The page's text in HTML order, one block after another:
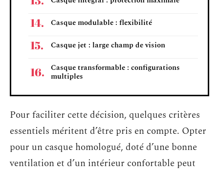
Casque modulable : flexibilité
Casque jet : large champ de vision
Casque transformable : configurations
multiples
Pour faciliter cette décision, quelques critères
essentiels méritent d’être pris en compte. Opter
pour un casque homologué, doté d’une bonne
ventilation et d’un intérieur confortable peut